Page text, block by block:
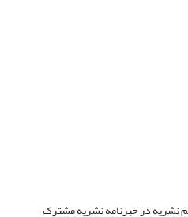
نشریه در خبرنامه نشریه مشترک